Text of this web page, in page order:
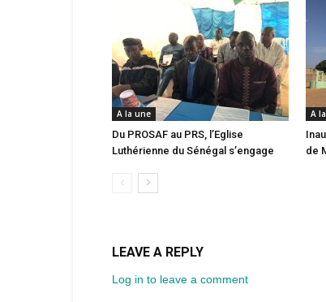
A la une
Du PROSAF au PRS, l’Eglise
Luthérienne du Sénégal s’engage
A
de
LEAVE A REPLY
Log in to leave a comment